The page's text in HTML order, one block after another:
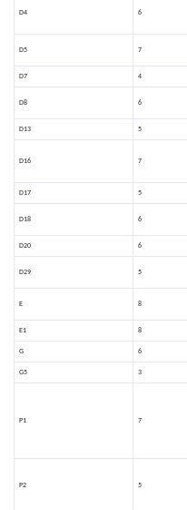
D4 6
D5 7
D7 4
D8 6
D13 5
D16 7
D17 5
D18 6
D20 6
D29 5
E 8
E1 8
G 6
G5 3
P1 7
P2 5